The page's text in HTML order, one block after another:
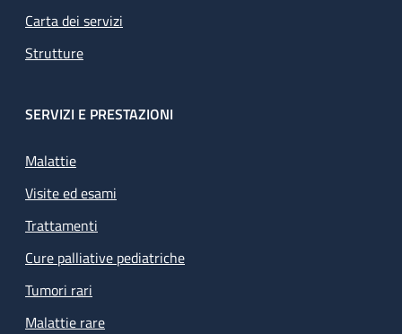
Carta dei servizi
Strutture
SERVIZI E PRESTAZIONI
Malattie
Visite ed esami
Trattamenti
Cure palliative pediatriche
Tumori rari
Malattie rare